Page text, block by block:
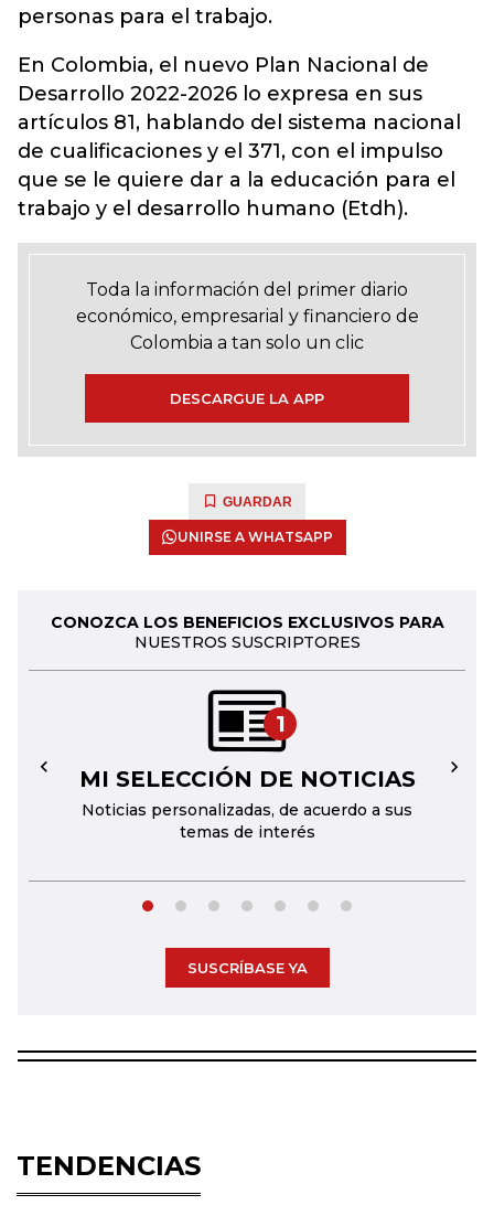
personas para el trabajo.
En Colombia, el nuevo Plan Nacional de
Desarrollo 2022-2026 lo expresa en sus
artículos 81, hablando del sistema nacional
de cualificaciones y el 371, con el impulso
que se le quiere dar a la educación para el
trabajo y el desarrollo humano (Etdh).
Toda la información del primer diario
económico, empresarial y financiero de
Colombia a tan solo un clic
DESCARGUE LA APP
GUARDAR
UNIRSE A WHATSAPP
CONOZCA LOS BENEFICIOS EXCLUSIVOS PARA
NUESTROS SUSCRIPTORES
1
MI SELECCIÓN DE NOTICIAS
Noticias personalizadas, de acuerdo a sus
temas de interés
← →
SUSCRÍBASE YA
TENDENCIAS